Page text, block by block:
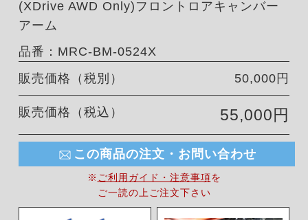
(XDrive AWD Only)フロントロアキャンバー
アーム
品番：MRC-BM-0524X
販売価格（税別）
50,000円
販売価格（税込） 55,000円
この商品の注文・お問い合わせ
※ ご利用ガイド・注意事項を
ご一読の上ご注文下さい